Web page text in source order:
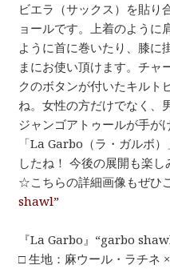
ビエラ（サックス）を貼り
ョールです。上着のように
ように首に巻いたり、膝に
まにお使い頂けます。チャ
クのボタンが付いたキルト
ね。女性の方だけでなく、
ジャンゴアトゥールが手が
「La Garbo（ラ・ガルボ
したね！ 今後の展開も楽し
☆こちらの詳細画像もぜひ
shawl”
『La Garbo』“garbo
□ 生地：麻ウール・ラチネ